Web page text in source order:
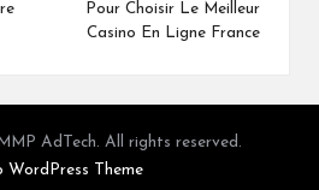
Pour Choisir Le Meilleur
Casino En Ligne France
AdTech. All rights reserved.
WordPress Theme